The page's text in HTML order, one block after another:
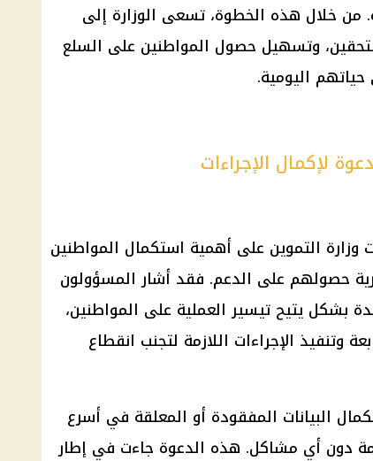
من خلال هذه الخطوة، تسعى الوزارة إلى
وتسهيل حصول المواطنين على السلع
اليومية.
لإكمال الإجراءات
وزارة التموين على أهمية استكمال المواطنين
حصولهم على الدعم. فقد أشار المسؤولون
بشكل يتيح تيسير العملية على المواطنين،
وتنفيذ الإجراءات اللازمة لتجنب انقطاع
البيانات المفقودة أو المعلقة في أسرع
دون أي مشاكل. هذه الدعوة جاءت في إطار